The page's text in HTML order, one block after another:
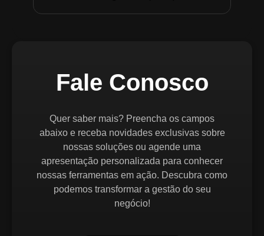
Fale Conosco
Quer saber mais? Preencha os campos
abaixo e receba novidades exclusivas sobre
nossas soluções ou agende uma
apresentação personalizada para conhecer
nossas ferramentas em ação. Descubra como
podemos transformar a gestão do seu
negócio!